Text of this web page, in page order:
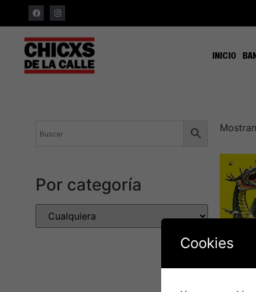
INICIO
Por categoría
Cookies